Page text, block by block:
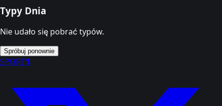
Typy Dnia
Nie udało się pobrać typów.
Spróbuj ponownie
SPORT1